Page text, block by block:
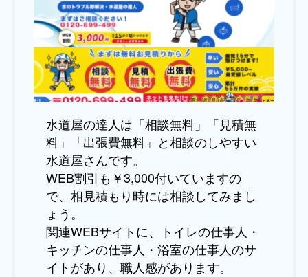
水道屋の達人は「相談無料」「見積無
料」「出張費無料」と相談のしやすい
水道屋さんです。
WEB割引も￥3,000付いていますの
で、相見積もり時には相談してみまし
ょう。
関連WEBサイトに、トイレの仕事人・
キッチンの仕事人・浴室の仕事人のサ
イトがあり、職人感があります。